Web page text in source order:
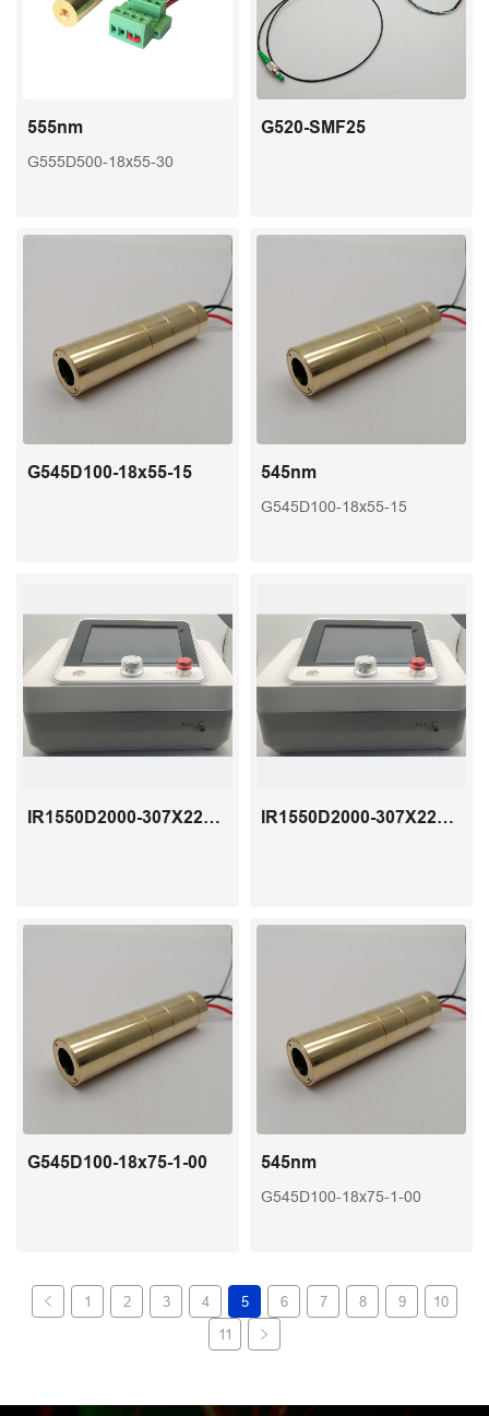
555nm
G555D500-18x55-30
G520-SMF25
G545D100-18x55-15 545nm
G545D100-18x55-15
IR1550D2000-307X227X140-2 IR1550D2000-307X227X140-2
G545D100-18x75-1-00 545nm
G545D100-18x75-1-00
1 2 3 4 5 6 7 8 9
10
11